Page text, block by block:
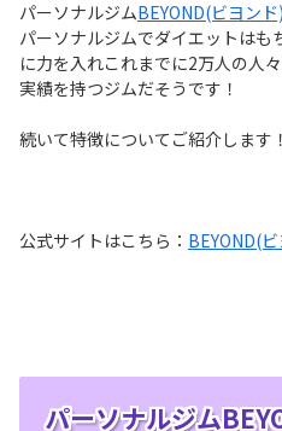
パーソナルジムBEYOND(ビヨンド)
パーソナルジムでダイエットはも
に力を入れこれまでに2万人の人
実績を持つジムだそうです！
続いて特徴についてご紹介します！
公式サイトはこちら： BEYOND(
パーソナルジム